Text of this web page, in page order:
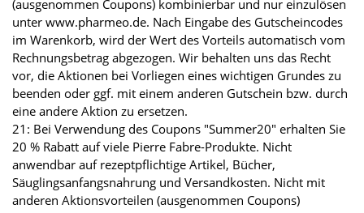
(ausgenommen Coupons) kombinierbar und nur einzulösen
unter www.pharmeo.de. Nach Eingabe des Gutscheincodes
im Warenkorb, wird der Wert des Vorteils automatisch vom
Rechnungsbetrag abgezogen. Wir behalten uns das Recht
vor, die Aktionen bei Vorliegen eines wichtigen Grundes zu
beenden oder ggf. mit einem anderen Gutschein bzw. durch
eine andere Aktion zu ersetzen.
21: Bei Verwendung des Coupons "Summer20" erhalten Sie
20 % Rabatt auf viele Pierre Fabre-Produkte. Nicht
anwendbar auf rezeptpflichtige Artikel, Bücher,
Säuglingsanfangsnahrung und Versandkosten. Nicht mit
anderen Aktionsvorteilen (ausgenommen Coupons)